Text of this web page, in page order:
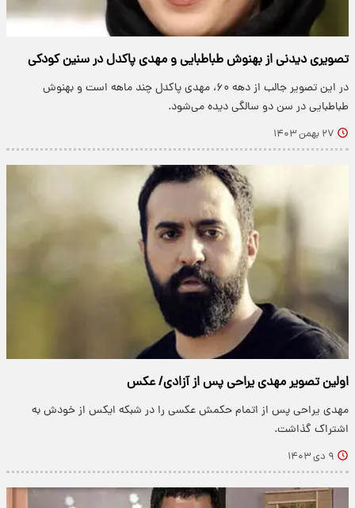
تصویری دیدنی از بهنوش طباطبایی و مهدی پاکدل در سنین کودکی
در این تصویر جالب از دهه ۶۰، مهدی پاکدل چند ماهه است و بهنوش
طباطبایی در سن دو سالگی دیده می‌شود.
۲۷ بهمن ۱۴۰۳
اولین تصویر مهدی یراحی پس از آزادی/ عکس
مهدی یراحی پس از اتمام حکمش عکسی را در شبکه ایکس از خودش به
اشتراک گذاشت.
۹ دی ۱۴۰۳